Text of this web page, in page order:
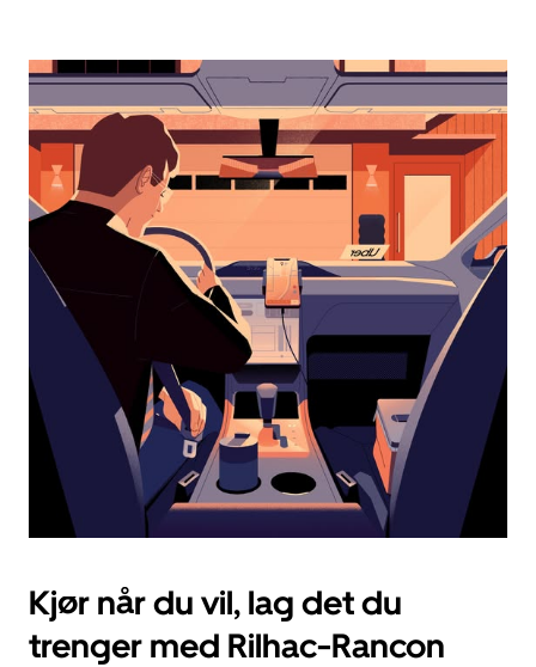
åpne
og
velge
dato.
Trykk
på
Esc-
knappen
kalenderen.
Kjør når du vil, lag det du
trenger med Rilhac-Rancon